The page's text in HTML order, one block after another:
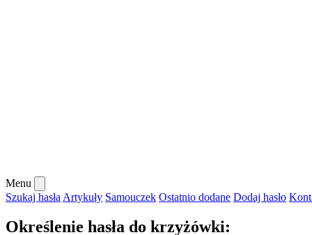
Menu
Szukaj hasła Artykuły Samouczek Ostatnio dodane Dodaj hasło
Określenie hasła do krzyżówki: